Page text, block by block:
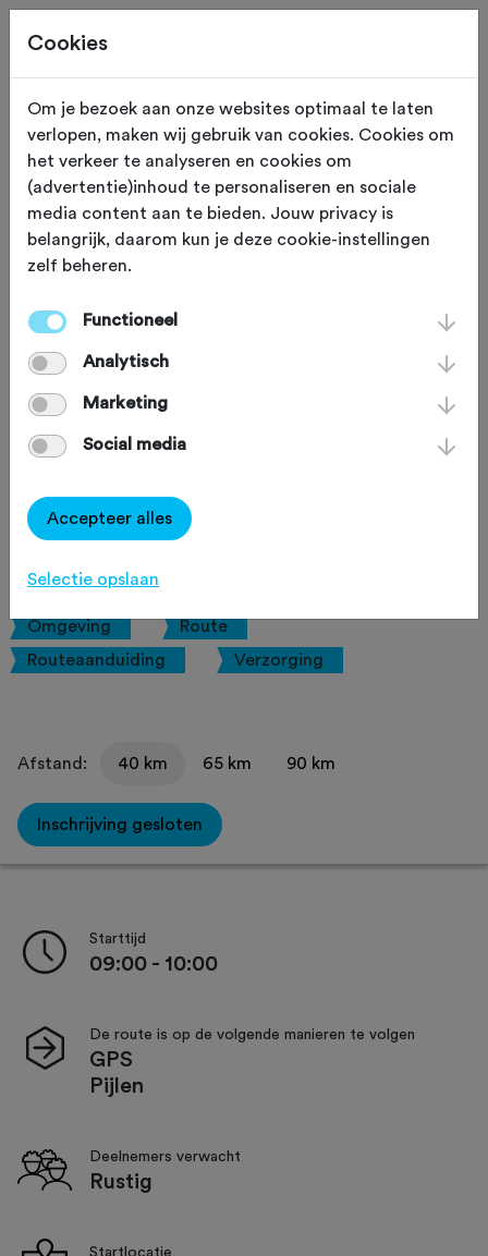
Deze tocht heeft reeds plaatsgevonden op 12-4-2026.
ZONDAG 12 APR
Van Slingerland
Graveltocht Zelhem
2026
Gravelbike
Omgeving
Route
Routeaanduiding
Verzorging
Afstand: 40 km 65 km 90 km
Inschrijving gesloten
Starttijd
09:00 - 10:00
De route is op de volgende manieren te volgen
GPS
Pijlen
Deelnemers verwacht
Rustig
Startlocatie
Cookies
Om je bezoek aan onze websites optimaal te laten
verlopen, maken wij gebruik van cookies. Cookies om
het verkeer te analyseren en cookies om
(advertentie)inhoud te personaliseren en sociale
media content aan te bieden. Jouw privacy is
belangrijk, daarom kun je deze cookie-instellingen
zelf beheren.
Functioneel
Analytisch
Marketing
Social media
Accepteer alles
Selectie opslaan